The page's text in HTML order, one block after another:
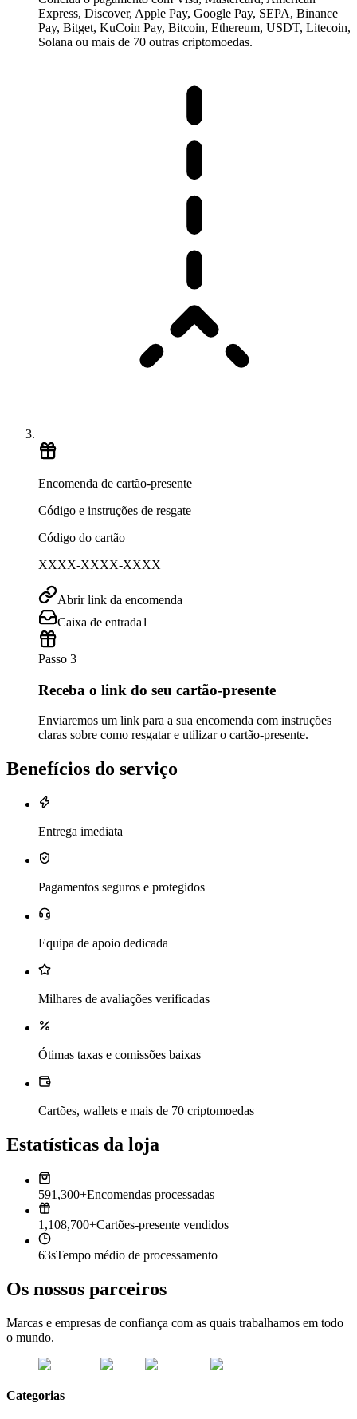
Express, Discover, Apple Pay, Google Pay, SEPA, Binance
Pay, Bitget, KuCoin Pay, Bitcoin, Ethereum, USDT, Litecoin,
Solana ou mais de 70 outras criptomoedas.
Encomenda de cartão-presente
Código e instruções de resgate
Código do cartão
XXXX-XXXX-XXXX
Abrir link da encomenda
Caixa de entrada1
Passo 3
Receba o link do seu cartão-presente
Enviaremos um link para a sua encomenda com instruções
claras sobre como resgatar e utilizar o cartão-presente.
Benefícios do serviço
Entrega imediata
Pagamentos seguros e protegidos
Equipa de apoio dedicada
Milhares de avaliações verificadas
Ótimas taxas e comissões baixas
Cartões, wallets e mais de 70 criptomoedas
Estatísticas da loja
591,300+Encomendas processadas
1,108,700+Cartões-presente vendidos
63sTempo médio de processamento
Os nossos parceiros
Marcas e empresas de confiança com as quais trabalhamos em todo
o mundo.
Categorias